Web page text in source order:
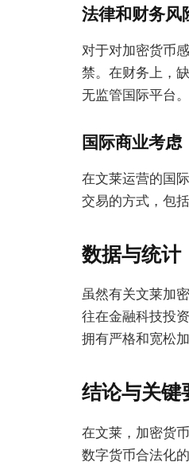
法律和财务风
对于对加密货币
禁。在财务上，
无监管国际平台。
国际商业考虑
在文莱运营的国
交易的方式，包
数据与统计
虽然有关文莱加
往在金融科技投
拥有严格和宽松
结论与关键
在文莱，加密货
数字货币合法化